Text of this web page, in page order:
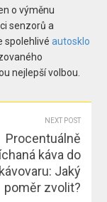
o výměnu
senzorů a
spolehlivéautosklo
nejlepší volbou.
NEXT POST
Procentuálně
káva do
kávovaru: Jaký
poměr zvolit?